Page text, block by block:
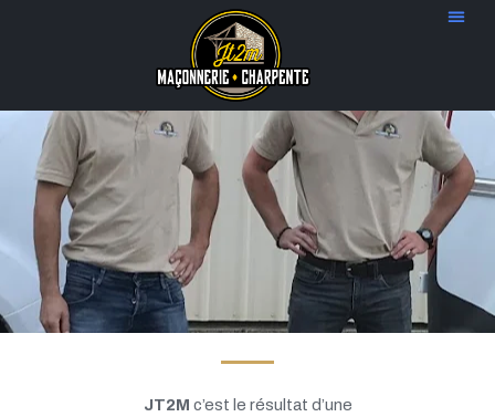
JT2M c’est le résultat d’une